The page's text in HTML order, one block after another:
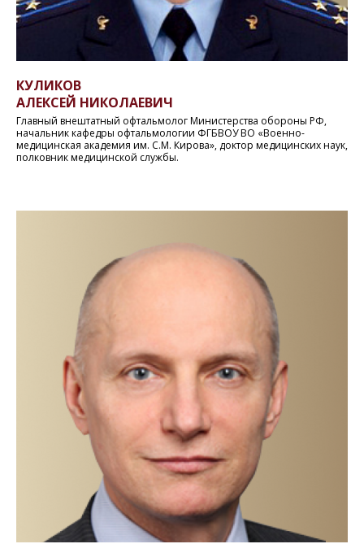
КУЛИКОВ
АЛЕКСЕЙ НИКОЛАЕВИЧ
Главный внештатный офтальмолог Министерства обороны РФ,
начальник кафедры офтальмологии ФГБВОУ ВО «Военно-
медицинская академия им. С.М. Кирова», доктор медицинских наук,
полковник медицинской службы.